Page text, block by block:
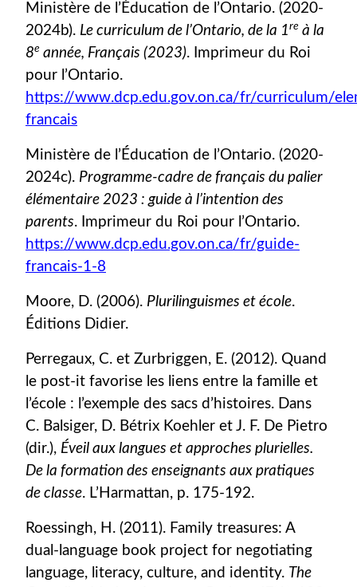
Ministère de l’Éducation de l’Ontario. (2020-
2024b). Le curriculum de l’Ontario, de la 1re à la
8e année, Français (2023). Imprimeur du Roi
pour l’Ontario.
https://www.dcp.edu.gov.on.ca/fr/curriculum/
francais
Ministère de l’Éducation de l’Ontario. (2020-
2024c). Programme-cadre de français du palier
élémentaire 2023 : guide à l’intention des
parents. Imprimeur du Roi pour l’Ontario.
https://www.dcp.edu.gov.on.ca/fr/guide-
francais-1-8
Moore, D. (2006). Plurilinguismes et école.
Éditions Didier.
Perregaux, C. et Zurbriggen, E. (2012). Quand
le post-it favorise les liens entre la famille et
l’école : l’exemple des sacs d’histoires. Dans
C. Balsiger, D. Bétrix Koehler et J. F. De Pietro
(dir.), Éveil aux langues et approches plurielles.
De la formation des enseignants aux pratiques
de classe. L’Harmattan, p. 175-192.
Roessingh, H. (2011). Family treasures: A
dual-language book project for negotiating
language, literacy, culture, and identity. The